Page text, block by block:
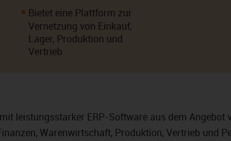
Bietet eine Plattform zur
Vernetzung von Einkauf,
Lager, Produktion und
Vertrieb
leistungsstarker ERP-Software aus dem
Warenwirtschaft, Produktion, Vertrieb und